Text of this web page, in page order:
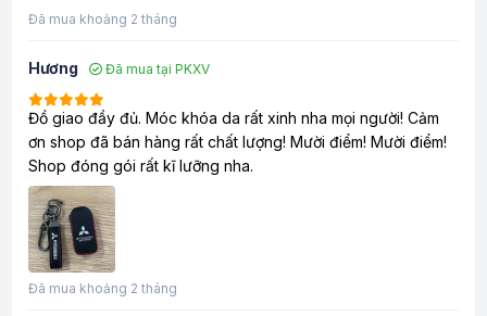
Đã mua khoảng 2 tháng
Hương Đã mua tại PKXV
Đồ giao đầy đủ. Móc khóa da rất xinh nha mọi người! Cảm
ơn shop đã bán hàng rất chất lượng! Mười điểm! Mười điểm!
Shop đóng gói rất kĩ lưỡng nha.
Đã mua khoảng 2 tháng